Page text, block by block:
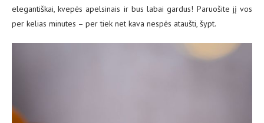
elegantiškai, kvepės apelsinais ir bus labai gardus! Paruošite jį vos
per kelias minutes – per tiek net kava nespės ataušti, šypt.